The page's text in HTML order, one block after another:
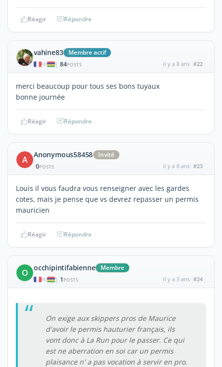
Réagir Répondre
vahine83 Membre actif
| 84POSTS il y a 8 ans #22
merci beaucoup pour tous ses bons tuyaux
bonne journée
Réagir Répondre
A Anonymous58458
Invité
0POSTS il y a 8 ans #23
Louis il vous faudra vous renseigner avec les gardes
cotes, mais je pense que vs devrez repasser un permis
mauricien
Réagir Répondre
O occhipintifabienne Membre
| 1 POSTS il y a 3 ans #24
On exige aux skippers pros de Maurice
d'avoir le permis hauturier français, ils
vont donc à La Run pour le passer. Ce qui
est ne aberration en soi car un permis
plaisance n' a pas vocation à servir en pro.